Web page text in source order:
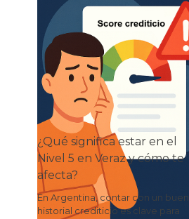
¿Qué significa estar en el
Nivel 5 en Veraz y cómo te
afecta?
En Argentina, contar con un buen
historial crediticio es clave para